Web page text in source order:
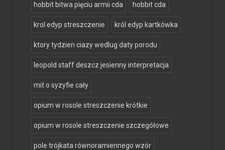
hobbit bitwa pięciu armii cda hobbit cda
krol edyp streszczenie król edyp kartkówka
ktory tydzien ciazy wedlug daty porodu
leopold staff deszcz jesienny interpretacja
mit o syzyfie cały
opium w rosole streszczenie krótkie
opium w rosole streszczenie szczegółowe
pole trójkata równoramiennego wzór